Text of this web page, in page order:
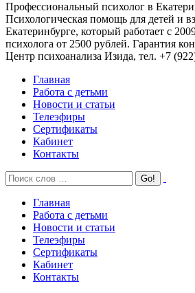
Профессиональный психолог в
Психологическая помощь для детей и
Екатеринбурге, который работает с
психолога от 2500 рублей. Гарантия
Центр психоанализа Изида, тел. +7
Главная
Работа с детьми
Новости и статьи
Телеэфиры
Сертификаты
Кабинет
Контакты
Главная
Работа с детьми
Новости и статьи
Телеэфиры
Сертификаты
Кабинет
Контакты